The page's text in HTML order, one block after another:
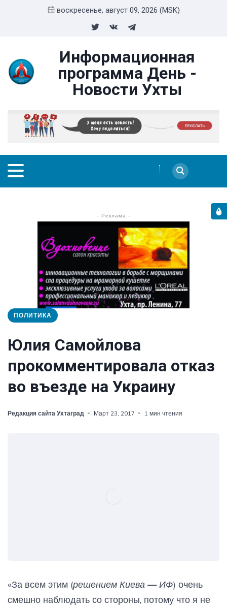
воскресенье, август 09, 2026 (MSK)
Информационная
программа День -
Новости Ухты
- Реклама -
ПОЛИТИКА
Юлия Самойлова
прокомментировала отказ
во въезде на Украину
Редакция сайта Ухтаград Март 23, 2017 1 мин чтения
«За всем этим (решением Киева — ИФ) очень
смешно наблюдать со стороны, потому что я не